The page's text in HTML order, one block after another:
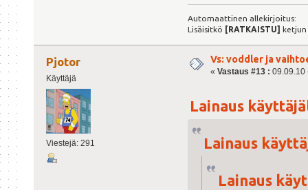
Automaattinen allekirjoitus:
Lisäisitkö [RATKAISTU]
Pjotor
Käyttäjä
Viestejä: 291
Vs: voddler ja
« Vastaus #13 : 09.09.10
Lainaus
Lainaus
Lainaus